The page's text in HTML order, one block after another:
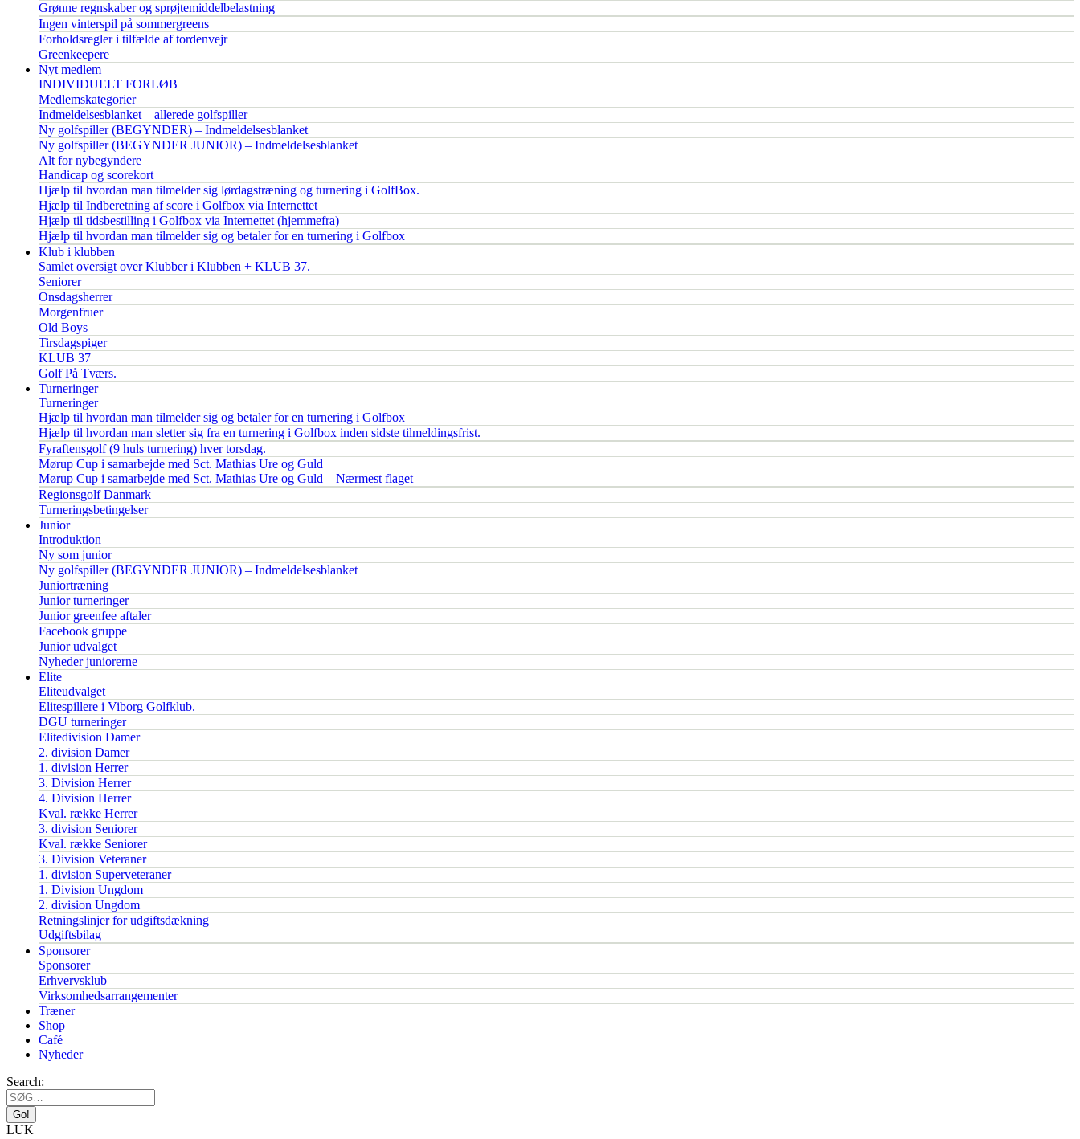
Grønne regnskaber og sprøjtemiddelbelastning
Ingen vinterspil på sommergreens
Forholdsregler i tilfælde af tordenvejr
Greenkeepere
Nyt medlem
INDIVIDUELT FORLØB
Medlemskategorier
Indmeldelsesblanket – allerede golfspiller
Ny golfspiller (BEGYNDER) – Indmeldelsesblanket
Ny golfspiller (BEGYNDER JUNIOR) – Indmeldelsesblanket
Alt for nybegyndere
Handicap og scorekort
Hjælp til hvordan man tilmelder sig lørdagstræning og turnering i GolfBox.
Hjælp til Indberetning af score i Golfbox via Internettet
Hjælp til tidsbestilling i Golfbox via Internettet (hjemmefra)
Hjælp til hvordan man tilmelder sig og betaler for en turnering i Golfbox
Klub i klubben
Samlet oversigt over Klubber i Klubben + KLUB 37.
Seniorer
Onsdagsherrer
Morgenfruer
Old Boys
Tirsdagspiger
KLUB 37
Golf På Tværs.
Turneringer
Turneringer
Hjælp til hvordan man tilmelder sig og betaler for en turnering i Golfbox
Hjælp til hvordan man sletter sig fra en turnering i Golfbox inden sidste tilmeldingsfrist.
Fyraftensgolf (9 huls turnering) hver torsdag.
Mørup Cup i samarbejde med Sct. Mathias Ure og Guld
Mørup Cup i samarbejde med Sct. Mathias Ure og Guld – Nærmest flaget
Regionsgolf Danmark
Turneringsbetingelser
Junior
Introduktion
Ny som junior
Ny golfspiller (BEGYNDER JUNIOR) – Indmeldelsesblanket
Juniortræning
Junior turneringer
Junior greenfee aftaler
Facebook gruppe
Junior udvalget
Nyheder juniorerne
Elite
Eliteudvalget
Elitespillere i Viborg Golfklub.
DGU turneringer
Elitedivision Damer
2. division Damer
1. division Herrer
3. Division Herrer
4. Division Herrer
Kval. række Herrer
3. division Seniorer
Kval. række Seniorer
3. Division Veteraner
1. division Superveteraner
1. Division Ungdom
2. division Ungdom
Retningslinjer for udgiftsdækning
Udgiftsbilag
Sponsorer
Sponsorer
Erhvervsklub
Virksomhedsarrangementer
Træner
Shop
Café
Nyheder
Search:
LUK